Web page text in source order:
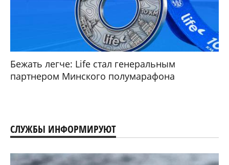
Бежать легче: Life стал генеральным
партнером Минского полумарафона
СЛУЖБЫ ИНФОРМИРУЮТ